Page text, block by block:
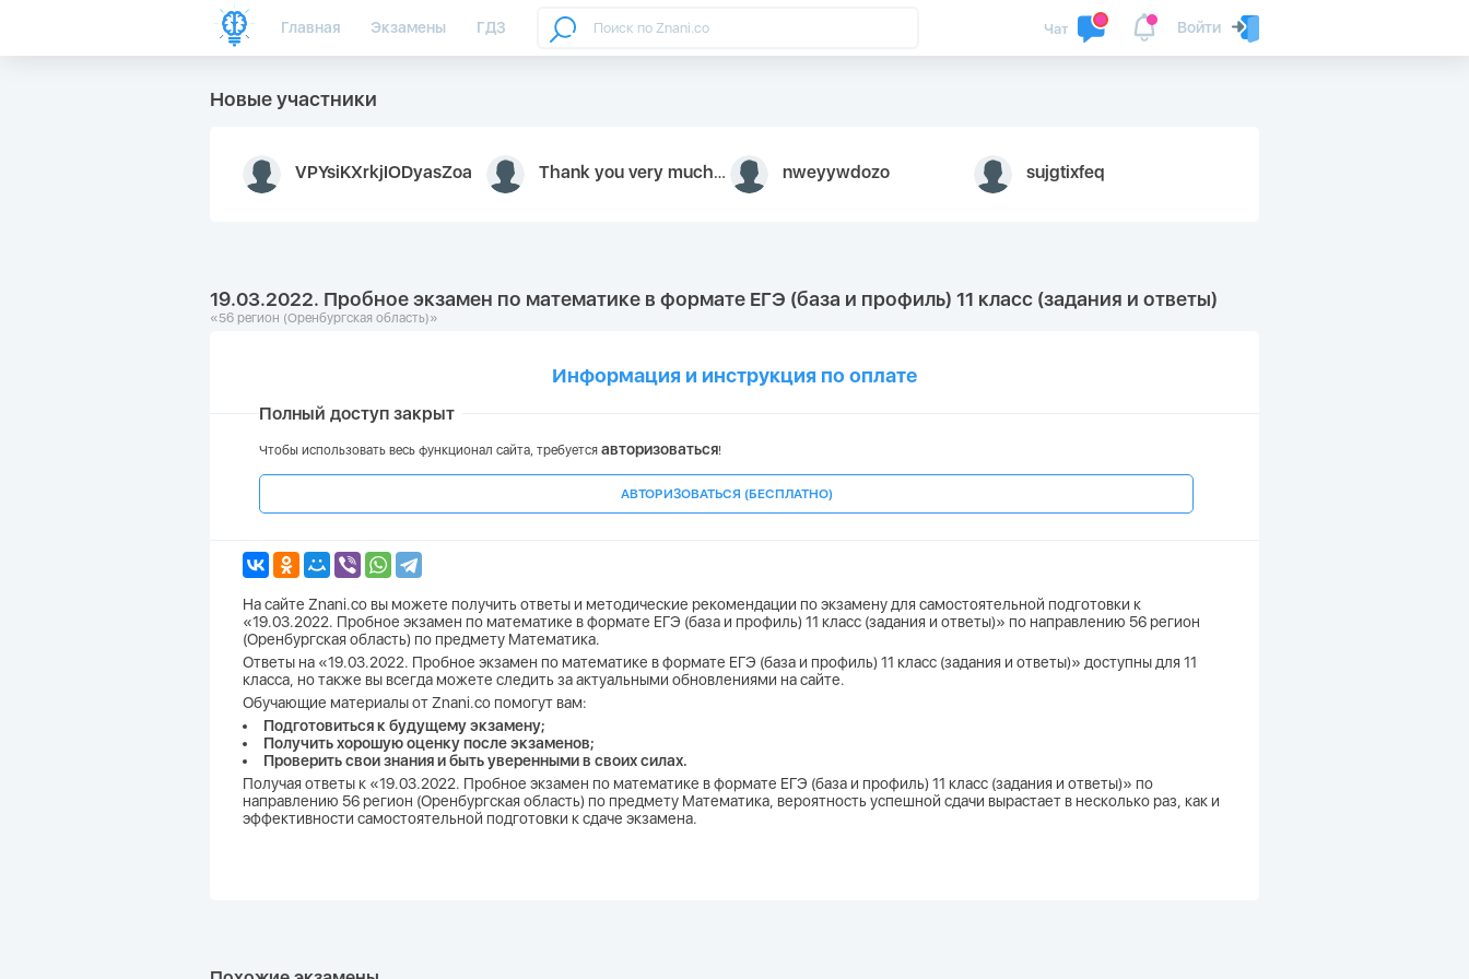
Главная Экзамены ГДЗ Войти
Чат
Новые участники
VPYsiKXrkjIODyasZoa Thank you very much for your inquiry We appreciate you 9126052 https://youtube.com faceapple ! nweyywdozo sujgtixfeq
19.03.2022. Пробное экзамен по математике в формате ЕГЭ (база и профиль) 11 класс (задания и ответы)
«56 регион (Оренбургская область)»
Информация и инструкция по оплате
Полный доступ закрыт
Чтобы использовать весь функционал сайта, требуется авторизоваться!
АВТОРИЗОВАТЬСЯ (БЕСПЛАТНО)
На сайте Znani.co вы можете получить ответы и методические рекомендации по экзамену для самостоятельной подготовки к
«19.03.2022. Пробное экзамен по математике в формате ЕГЭ (база и профиль) 11 класс (задания и ответы)» по направлению 56 регион
(Оренбургская область) по предмету Математика.
Ответы на «19.03.2022. Пробное экзамен по математике в формате ЕГЭ (база и профиль) 11 класс (задания и ответы)» доступны для 11
класса, но также вы всегда можете следить за актуальными обновлениями на сайте.
Обучающие материалы от Znani.co помогут вам:
Подготовиться к будущему экзамену;
Получить хорошую оценку после экзаменов;
Проверить свои знания и быть уверенными в своих силах.
Получая ответы к «19.03.2022. Пробное экзамен по математике в формате ЕГЭ (база и профиль) 11 класс (задания и ответы)» по
направлению 56 регион (Оренбургская область) по предмету Математика, вероятность успешной сдачи вырастает в несколько раз, как и
эффективности самостоятельной подготовки к сдаче экзамена.